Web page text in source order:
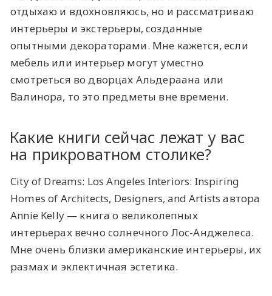
отдыхаю и вдохновляюсь, но и рассматриваю
интерьеры и экстерьеры, созданные
опытными декораторами. Мне кажется, если
мебель или интерьер могут уместно
смотреться во дворцах Альдераана или
Валинора, то это предметы вне времени.
Какие книги сейчас лежат у вас
на прикроватном столике?
City of Dreams: Los Angeles Interiors: Inspiring
Homes of Architects, Designers, and Artists автора
Annie Kelly — книга о великолепных
интерьерах вечно солнечного Лос-Анджелеса.
Мне очень близки американские интерьеры, их
размах и эклектичная эстетика.